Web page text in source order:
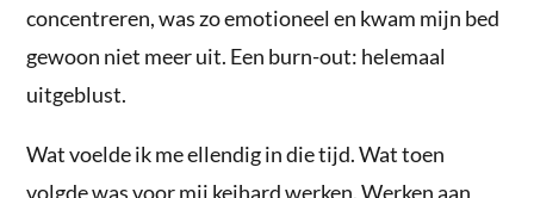
concentreren, was zo emotioneel en kwam mijn bed
gewoon niet meer uit. Een burn-out: helemaal
uitgeblust.
Wat voelde ik me ellendig in die tijd. Wat toen
volgde was voor mij keihard werken. Werken aan